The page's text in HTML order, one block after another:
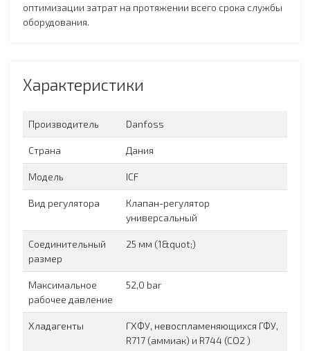
оптимизации затрат на протяжении всего срока службы
оборудования.
Характеристики
Производитель Danfoss
Страна Дания
Модель ICF
Вид регулятора
Клапан-регулятор
универсальный
Соединительный
размер
25 мм (1&quot;)
Максимальное
рабочее давление
52,0 bar
Хладагенты
ГХФУ, невоспламеняющихся ГФУ,
R717 (аммиак) и R744 (CO2 )